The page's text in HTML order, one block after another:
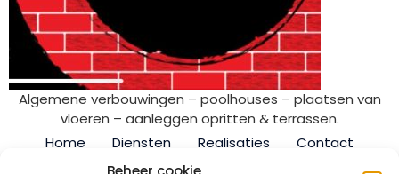
Algemene verbouwingen – poolhouses – plaatsen van
vloeren – aanleggen opritten & terrassen.
Home
Diensten Realisaties
Contact
Alle rechten voorbehouden